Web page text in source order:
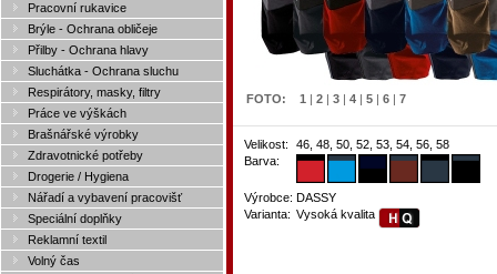
Pracovní rukavice
Brýle - Ochrana obličeje
Přilby - Ochrana hlavy
Sluchátka - Ochrana sluchu
Respirátory, masky, filtry
Práce ve výškách
Brašnářské výrobky
Zdravotnické potřeby
Drogerie / Hygiena
Nářadí a vybavení pracovišť
Speciální doplňky
Reklamní textil
Volný čas
FOTO: 1 | 2 | 3 | 4 | 5 | 6 | 7
Velikost:
46, 48, 50, 52, 53, 54, 56, 58
Barva:
Výrobce: DASSY
Varianta: Vysoká kvalita